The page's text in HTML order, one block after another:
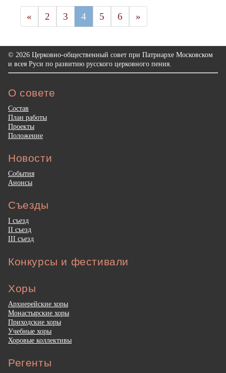
« 2 3 4 5 6 »
© 2026 Церковно-общественный совет при Патриархе Московском
и всея Руси по развитию русского церковного пения.
О совете
Состав
План работы
Проекты
Положение
Новости
События
Анонсы
Съезды
I съезд
II съезд
III съезд
Конкурсы и фестивали
Хоры
Архиерейские хоры
Монастырские хоры
Приходские хоры
Учебные хоры
Хоровые коллективы
Регенты